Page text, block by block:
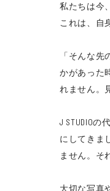
私たちは今
これは、自
「そんな
かがあった
れません。
J STUDIO
にしてきま
ません。そ
大切な写真